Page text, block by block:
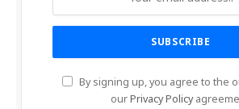
By signing up, you agree to the
ourPrivacy Policy